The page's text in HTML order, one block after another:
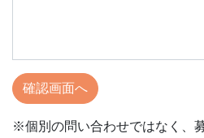
※個別の問い合わせではなく、